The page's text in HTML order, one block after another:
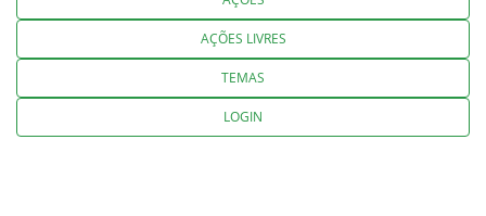
AÇÕES LIVRES
TEMAS
LOGIN